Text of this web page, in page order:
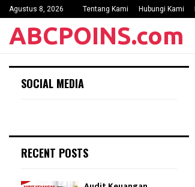
Agustus 8, 2026 Tentang Kami Hubungi Kami
ABCPOINS.com
SOCIAL MEDIA
RECENT POSTS